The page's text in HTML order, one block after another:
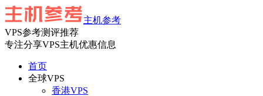
主机参考
VPS参考测评推荐
专注分享VPS主机优惠信息
首页
全球VPS
香港VPS